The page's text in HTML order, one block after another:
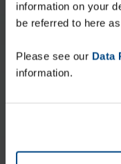
information on your
be referred to here as
Please see our Data
information.